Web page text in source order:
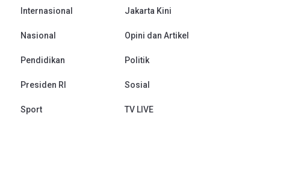
Internasional Jakarta Kini
Nasional Opini dan Artikel
Pendidikan Politik
Presiden RI Sosial
Sport TV LIVE